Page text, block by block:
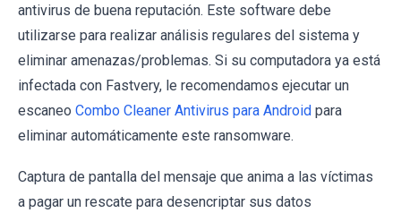
antivirus de buena reputación. Este software debe
utilizarse para realizar análisis regulares del sistema y
eliminar amenazas/problemas. Si su computadora ya está
infectada con Fastvery, le recomendamos ejecutar un
escaneo Combo Cleaner Antivirus para Android para
eliminar automáticamente este ransomware.
Captura de pantalla del mensaje que anima a las víctimas
a pagar un rescate para desencriptar sus datos